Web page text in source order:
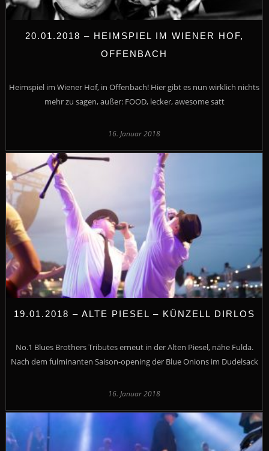
20.01.2018 – HEIMSPIEL IM WIENER HOF,
OFFENBACH
Heimspiel im Wiener Hof, in Offenbach! Hier gibt es nun wirklich nichts
mehr zu sagen, außer: FOOD, lecker, awesome satt
16. Januar 2018
19.01.2018 – ALTE PIESEL – KÜNZELL DIRLOS
No.1 Blues Brothers Tributes erneut in der Alten Piesel, nähe Fulda.
Nach dem fulminanten Saison-opening der Blue Onions im Dudelsack
16. Januar 2018